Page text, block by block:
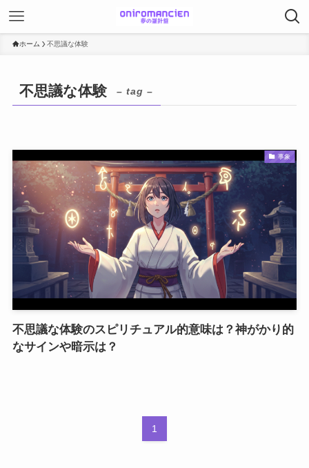
ホーム 不思議な体験
不思議な体験 – tag –
事象
不思議な体験のスピリチュアル的意味は？神がかり的
なサインや暗示は？
1